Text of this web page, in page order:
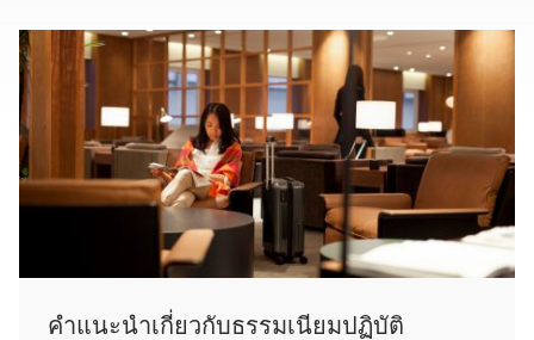
คำแนะนำเกี่ยวกับธรรมเนียมปฏิบัติ